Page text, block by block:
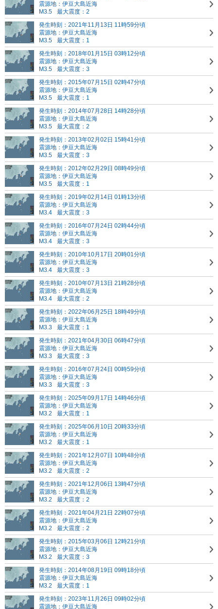
震源地：伊豆大島近海
M3.5
最大震度：2
発生時刻：2021年11月13日 11時59分頃
震源地：伊豆大島近海
M3.5
最大震度：1
発生時刻：2018年01月15日 03時12分頃
震源地：伊豆大島近海
M3.5
最大震度：3
発生時刻：2015年07月15日 02時47分頃
震源地：伊豆大島近海
M3.5
最大震度：1
発生時刻：2014年07月28日 14時28分頃
震源地：伊豆大島近海
M3.5
最大震度：2
発生時刻：2013年02月02日 15時41分頃
震源地：伊豆大島近海
M3.5
最大震度：3
発生時刻：2012年02月29日 08時49分頃
震源地：伊豆大島近海
M3.5
最大震度：1
発生時刻：2019年02月14日 01時13分頃
震源地：伊豆大島近海
M3.4
最大震度：3
発生時刻：2016年07月24日 02時44分頃
震源地：伊豆大島近海
M3.4
最大震度：3
発生時刻：2010年10月17日 20時01分頃
震源地：伊豆大島近海
M3.4
最大震度：3
発生時刻：2010年07月13日 21時28分頃
震源地：伊豆大島近海
M3.4
最大震度：2
発生時刻：2022年06月25日 18時49分頃
震源地：伊豆大島近海
M3.3
最大震度：1
発生時刻：2021年04月30日 06時47分頃
震源地：伊豆大島近海
M3.3
最大震度：3
発生時刻：2016年07月24日 00時59分頃
震源地：伊豆大島近海
M3.3
最大震度：3
発生時刻：2025年09月17日 14時46分頃
震源地：伊豆大島近海
M3.2
最大震度：1
発生時刻：2025年06月10日 20時33分頃
震源地：伊豆大島近海
M3.2
最大震度：1
発生時刻：2021年12月07日 10時48分頃
震源地：伊豆大島近海
M3.2
最大震度：2
発生時刻：2021年12月06日 13時47分頃
震源地：伊豆大島近海
M3.2
最大震度：2
発生時刻：2021年04月21日 22時07分頃
震源地：伊豆大島近海
M3.2
最大震度：2
発生時刻：2015年03月06日 12時21分頃
震源地：伊豆大島近海
M3.2
最大震度：3
発生時刻：2014年08月19日 09時18分頃
震源地：伊豆大島近海
M3.2
最大震度：1
発生時刻：2023年11月26日 09時02分頃
震源地：伊豆大島近海